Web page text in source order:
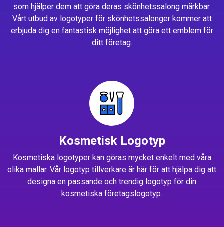
som hjälper dem att göra deras skönhetssalong märkbar.
Vårt utbud av logotyper för skönhetssalonger kommer att
erbjuda dig en fantastisk möjlighet att göra ett emblem för
ditt företag.
Kosmetisk Logotyp
Kosmetiska logotyper kan göras mycket enkelt med våra
olika mallar. Vår logotyp tillverkare är här för att hjälpa dig att
designa en passande och trendig logotyp för din
kosmetiska företagslogotyp.